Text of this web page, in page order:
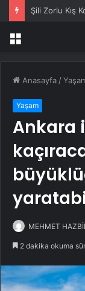
Menü
Anasayfa /
Yaşam
Ankara
MEHMET
2 dakika okuma